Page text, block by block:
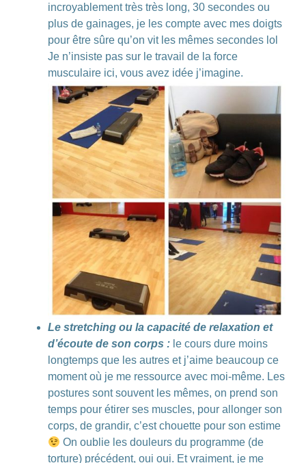
incroyablement très très long, 30 secondes ou
plus de gainages, je les compte avec mes doigts
pour être sûre qu’on vit les mêmes secondes lol
Je n’insiste pas sur le travail de la force
musculaire ici, vous avez idée j’imagine.
Le stretching ou la capacité de relaxation et
d’écoute de son corps : le cours dure moins
longtemps que les autres et j’aime beaucoup ce
moment où je me ressource avec moi-même. Les
postures sont souvent les mêmes, on prend son
temps pour étirer ses muscles, pour allonger son
corps, de grandir, c’est chouette pour son estime
On oublie les douleurs du programme (de
torture) précédent, oui oui. Et vraiment, je me